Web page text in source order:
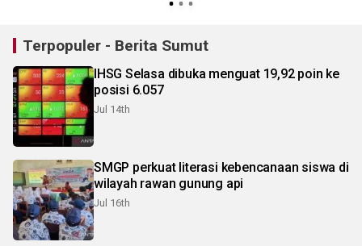
Terpopuler - Berita Sumut
IHSG Selasa dibuka menguat 19,92 poin ke
posisi 6.057
Jul 14th
SMGP perkuat literasi kebencanaan siswa di
wilayah rawan gunung api
Jul 16th